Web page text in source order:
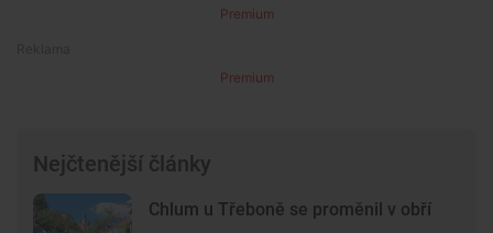
Premium
Premium
Nejčtenější články
Chlum u Třeboně se proměnil v obří